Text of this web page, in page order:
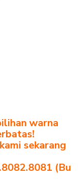
warna
sekarang
(Bu